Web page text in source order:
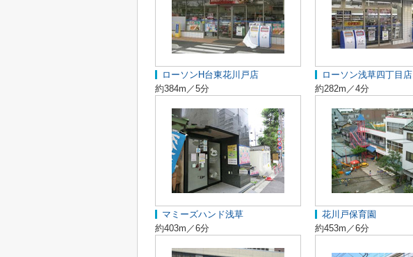
ローソンH台東花川戸店
約384m／5分
ローソン浅草四丁目店
約282m／4分
マミーズハンド浅草
約403m／6分
花川戸保育園
約453m／6分